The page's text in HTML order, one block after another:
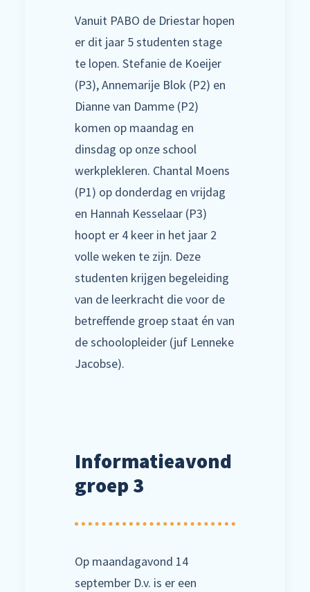
Vanuit PABO de Driestar hopen
er dit jaar 5 studenten stage
te lopen. Stefanie de Koeijer
(P3), Annemarije Blok (P2) en
Dianne van Damme (P2)
komen op maandag en
dinsdag op onze school
werkplekleren. Chantal Moens
(P1) op donderdag en vrijdag
en Hannah Kesselaar (P3)
hoopt er 4 keer in het jaar 2
volle weken te zijn. Deze
studenten krijgen begeleiding
van de leerkracht die voor de
betreffende groep staat én van
de schoolopleider (juf Lenneke
Jacobse).
Informatieavond
groep 3
Op maandagavond 14
september D.v. is er een